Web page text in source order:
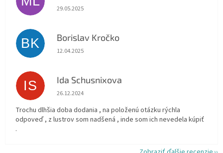
Hodnotenie obchodu je 5 z 5 hviezdičiek.
29.05.2025
BK Borislav Kročko
Hodnotenie obchodu je 5 z 5 hviezdičiek.
12.04.2025
IS Ida Schusnixova
Hodnotenie obchodu je 5 z 5 hviezdičiek.
26.12.2024
Trochu dlhšia doba dodania , na položenú otázku rýchla
odpoveď , z lustrov som nadšená , inde som ich nevedela kúpiť
.